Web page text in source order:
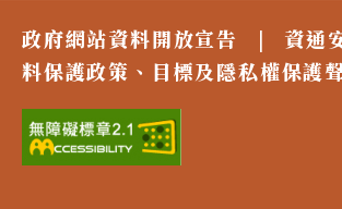
政府網站資料開放宣告 |
資通
料保護政策、目標及隱私權保護